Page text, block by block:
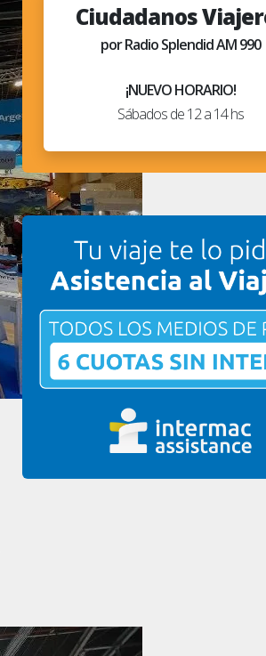
Ciudadanos
por Radio Splendid AM 990
¡NUEVO HORARIO!
Sábados de 12 a 14 hs